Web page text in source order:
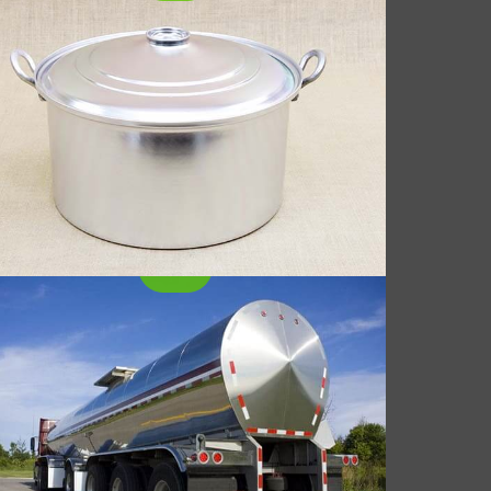
"Tanker kamyonu alüminyum levha" özel bir
alüminyum alaşımlı plakadır, Tanker
kamyonlarının ana yapısını veya dahili
depolama tanklarını üretmek için kullanılan
alüminyum alaşımlı levhayı ifade eder. (petrol
tankerleri, kimyasal taşıma tankerleri, vb.)